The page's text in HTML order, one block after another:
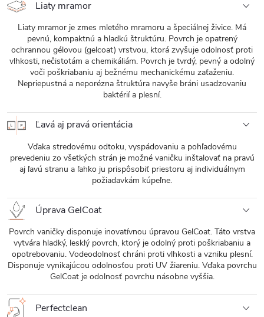
Liaty mramor
Liaty mramor je zmes mletého mramoru a špeciálnej živice. Má
pevnú, kompaktnú a hladkú štruktúru. Povrch je opatrený
ochrannou gélovou (gelcoat) vrstvou, ktorá zvyšuje odolnosť proti
vlhkosti, nečistotám a chemikáliám. Povrch je tvrdý, pevný a odolný
voči poškriabaniu aj bežnému mechanickému zaťaženiu.
Nepriepustná a neporézna štruktúra navyše bráni usadzovaniu
baktérií a plesní.
Ľavá aj pravá orientácia
Vďaka stredovému odtoku, vyspádovaniu a pohľadovému
prevedeniu zo všetkých strán je možné vaničku inštalovať na pravú
aj ľavú stranu a ľahko ju prispôsobiť priestoru aj individuálnym
požiadavkám kúpeľne.
Úprava GelCoat
Povrch vaničky disponuje inovatívnou úpravou GelCoat. Táto vrstva
vytvára hladký, lesklý povrch, ktorý je odolný proti poškriabaniu a
opotrebovaniu. Vodeodolnosť chráni proti vlhkosti a vzniku plesní.
Disponuje vynikajúcou odolnosťou proti UV žiareniu. Vďaka povrchu
GelCoat je odolnosť povrchu násobne vyššia.
Perfectclean